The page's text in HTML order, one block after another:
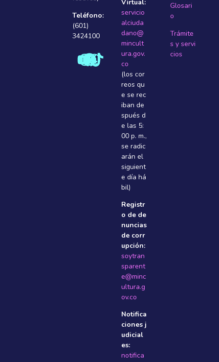
Teléfono:
(601)
3424100
Virtual:
servicio
alciuda
dano@
mincult
ura.gov.
co
(los cor
reos qu
e se rec
iban de
spués d
e las 5:
00 p. m.,
se radic
arán el
siguient
e dí­a há
bil)
Registr
o de de
nuncias
de corr
upción:
soytran
sparent
e@minc
ultura.g
ov.co
Notifica
ciones j
udicial
es:
notifica
Glosari
o
Trámite
s y servi
cios